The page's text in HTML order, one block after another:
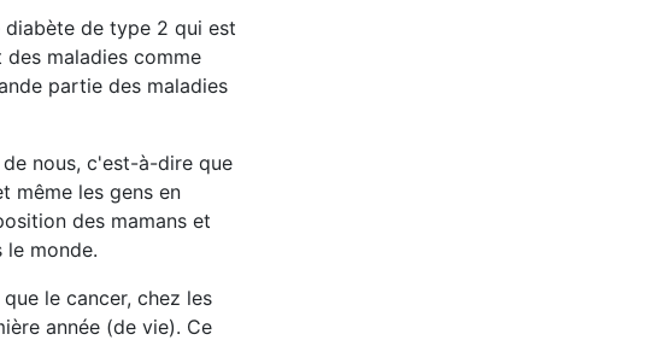
diabète de type 2 qui est
des maladies comme
partie des maladies
nous, c'est-à-dire que
même les gens en
des mamans et
monde.
le cancer, chez les
année (de vie). Ce